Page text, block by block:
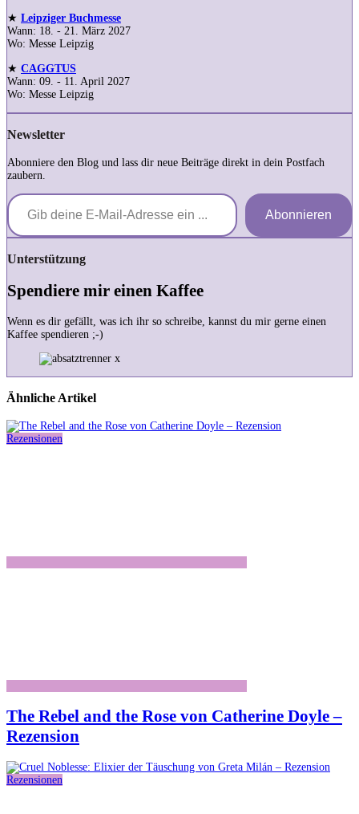
★ Leipziger Buchmesse
Wann: 18. - 21. März 2027
Wo: Messe Leipzig
★ CAGGTUS
Wann: 09. - 11. April 2027
Wo: Messe Leipzig
Newsletter
Abonniere den Blog und lass dir neue Beiträge direkt in dein Postfach
zaubern.
Gib deine E-Mail-Adresse ein ...
Abonnieren
Unterstützung
Spendiere mir einen Kaffee
Wenn es dir gefällt, was ich ihr so schreibe, kannst du mir gerne einen
Kaffee spendieren ;-)
Ähnliche Artikel
Rezensionen
The Rebel and the Rose von Catherine Doyle –
Rezension
Rezensionen